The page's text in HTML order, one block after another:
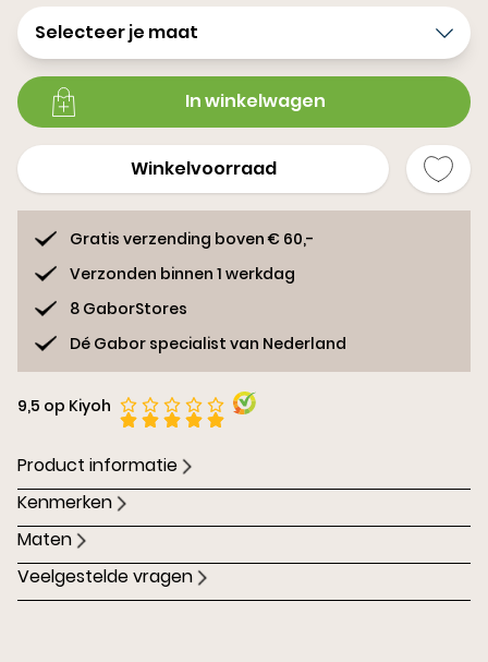
Selecteer je maat
In winkelwagen
Winkelvoorraad
Gratis verzending boven € 60,-
Verzonden binnen 1 werkdag
8 GaborStores
Dé Gabor specialist van Nederland
9,5 op Kiyoh
Product informatie
Kenmerken
Maten
Veelgestelde vragen